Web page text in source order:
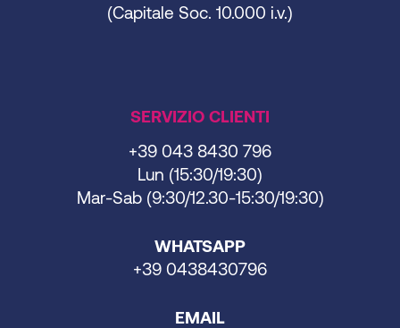
(Capitale Soc. 10.000 i.v.)
SERVIZIO CLIENTI
+39 043 8430 796
Lun (15:30/19:30)
Mar-Sab (9:30/12.30-15:30/19:30)
WHATSAPP
+39 0438430796
EMAIL